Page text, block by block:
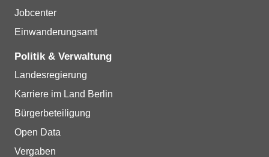
Jobcenter
Einwanderungsamt
Politik & Verwaltung
Landesregierung
Karriere im Land Berlin
Bürgerbeteiligung
Open Data
Vergaben